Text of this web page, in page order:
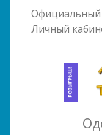
Официальный
Личный